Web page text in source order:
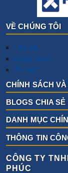
VỀ CHÚNG TÔI
Liên hệ
Hồng Phúc
Tin tức
CHÍNH SÁCH
BLOGS CHIA SẺ
DANH MỤC
THÔNG TIN
CÔNG TY
PHÚC